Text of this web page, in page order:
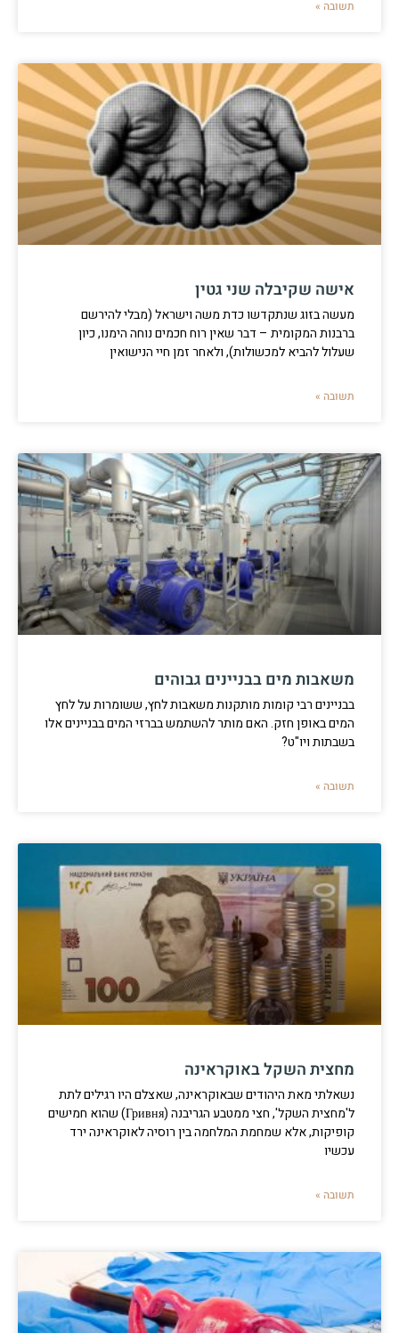
תשובה »
אישה שקיבלה שני גטין
מעשה בזוג שנתקדשו כדת משה וישראל (מבלי להירשם
ברבנות המקומית – דבר שאין רוח חכמים נוחה הימנו, כיון
שעלול להביא למכשולות), ולאחר זמן חיי הנישואין
תשובה »
משאבות מים בבניינים גבוהים
בבניינים רבי קומות מותקנות משאבות לחץ, ששומרות על לחץ
המים באופן חזק. האם מותר להשתמש בברזי המים בבניינים אלו
בשבתות ויו"ט?
תשובה »
מחצית השקל באוקראינה
נשאלתי מאת היהודים שבאוקראינה, שאצלם היו רגילים לתת
ל'מחצית השקל', חצי ממטבע הגריבנה (Гривня) שהוא חמישים
קופיקות, אלא שמחמת המלחמה בין רוסיה לאוקראינה ירד
עכשיו
תשובה »